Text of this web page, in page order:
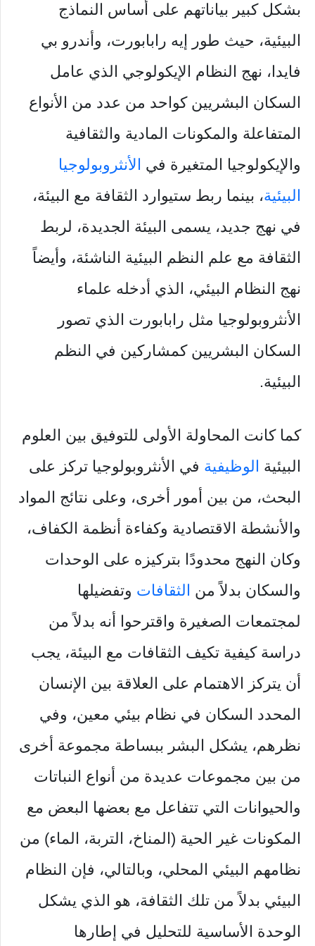
بشكل كبير بياناتهم على أساس النماذج
البيئية، حيث طور إيه رابابورت، وأندرو بي
فايدا، نهج النظام الإيكولوجي الذي عامل
السكان البشريين كواحد من عدد من الأنواع
المتفاعلة والمكونات المادية والثقافية
والإيكولوجيا المتغيرة في الأنثروبولوجيا
البيئية، بينما ربط ستيوارد الثقافة مع البيئة،
في نهج جديد، يسمى البيئة الجديدة، لربط
الثقافة مع علم النظم البيئية الناشئة، وأيضاً
نهج النظام البيئي، الذي أدخله علماء
الأنثروبولوجيا مثل رابابورت الذي تصور
السكان البشريين كمشاركين في النظم
البيئية.
كما كانت المحاولة الأولى للتوفيق بين العلوم
البيئية الوظيفية في الأنثروبولوجيا تركز على
البحث، من بين أمور أخرى، وعلى نتائج المواد
والأنشطة الاقتصادية وكفاءة أنظمة الكفاف،
وكان النهج محدودًا بتركيزه على الوحدات
والسكان بدلاً من الثقافات وتفضيلها
لمجتمعات الصغيرة واقترحوا أنه بدلاً من
دراسة كيفية تكيف الثقافات مع البيئة، يجب
أن يتركز الاهتمام على العلاقة بين الإنسان
المحدد السكان في نظام بيئي معين، وفي
نظرهم، يشكل البشر ببساطة مجموعة أخرى
من بين مجموعات عديدة من أنواع النباتات
والحيوانات التي تتفاعل مع بعضها البعض مع
المكونات غير الحية (المناخ، التربة، الماء) من
نظامهم البيئي المحلي، وبالتالي، فإن النظام
البيئي بدلاً من تلك الثقافة، هو الذي يشكل
الوحدة الأساسية للتحليل في إطارها